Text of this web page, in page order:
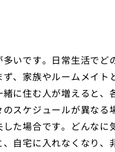
いです。日常生活でど
、家族やルームメイト
に住む人が増えると、
スケジュールが異なる
た場合です。どんな
自宅に入れなくなり